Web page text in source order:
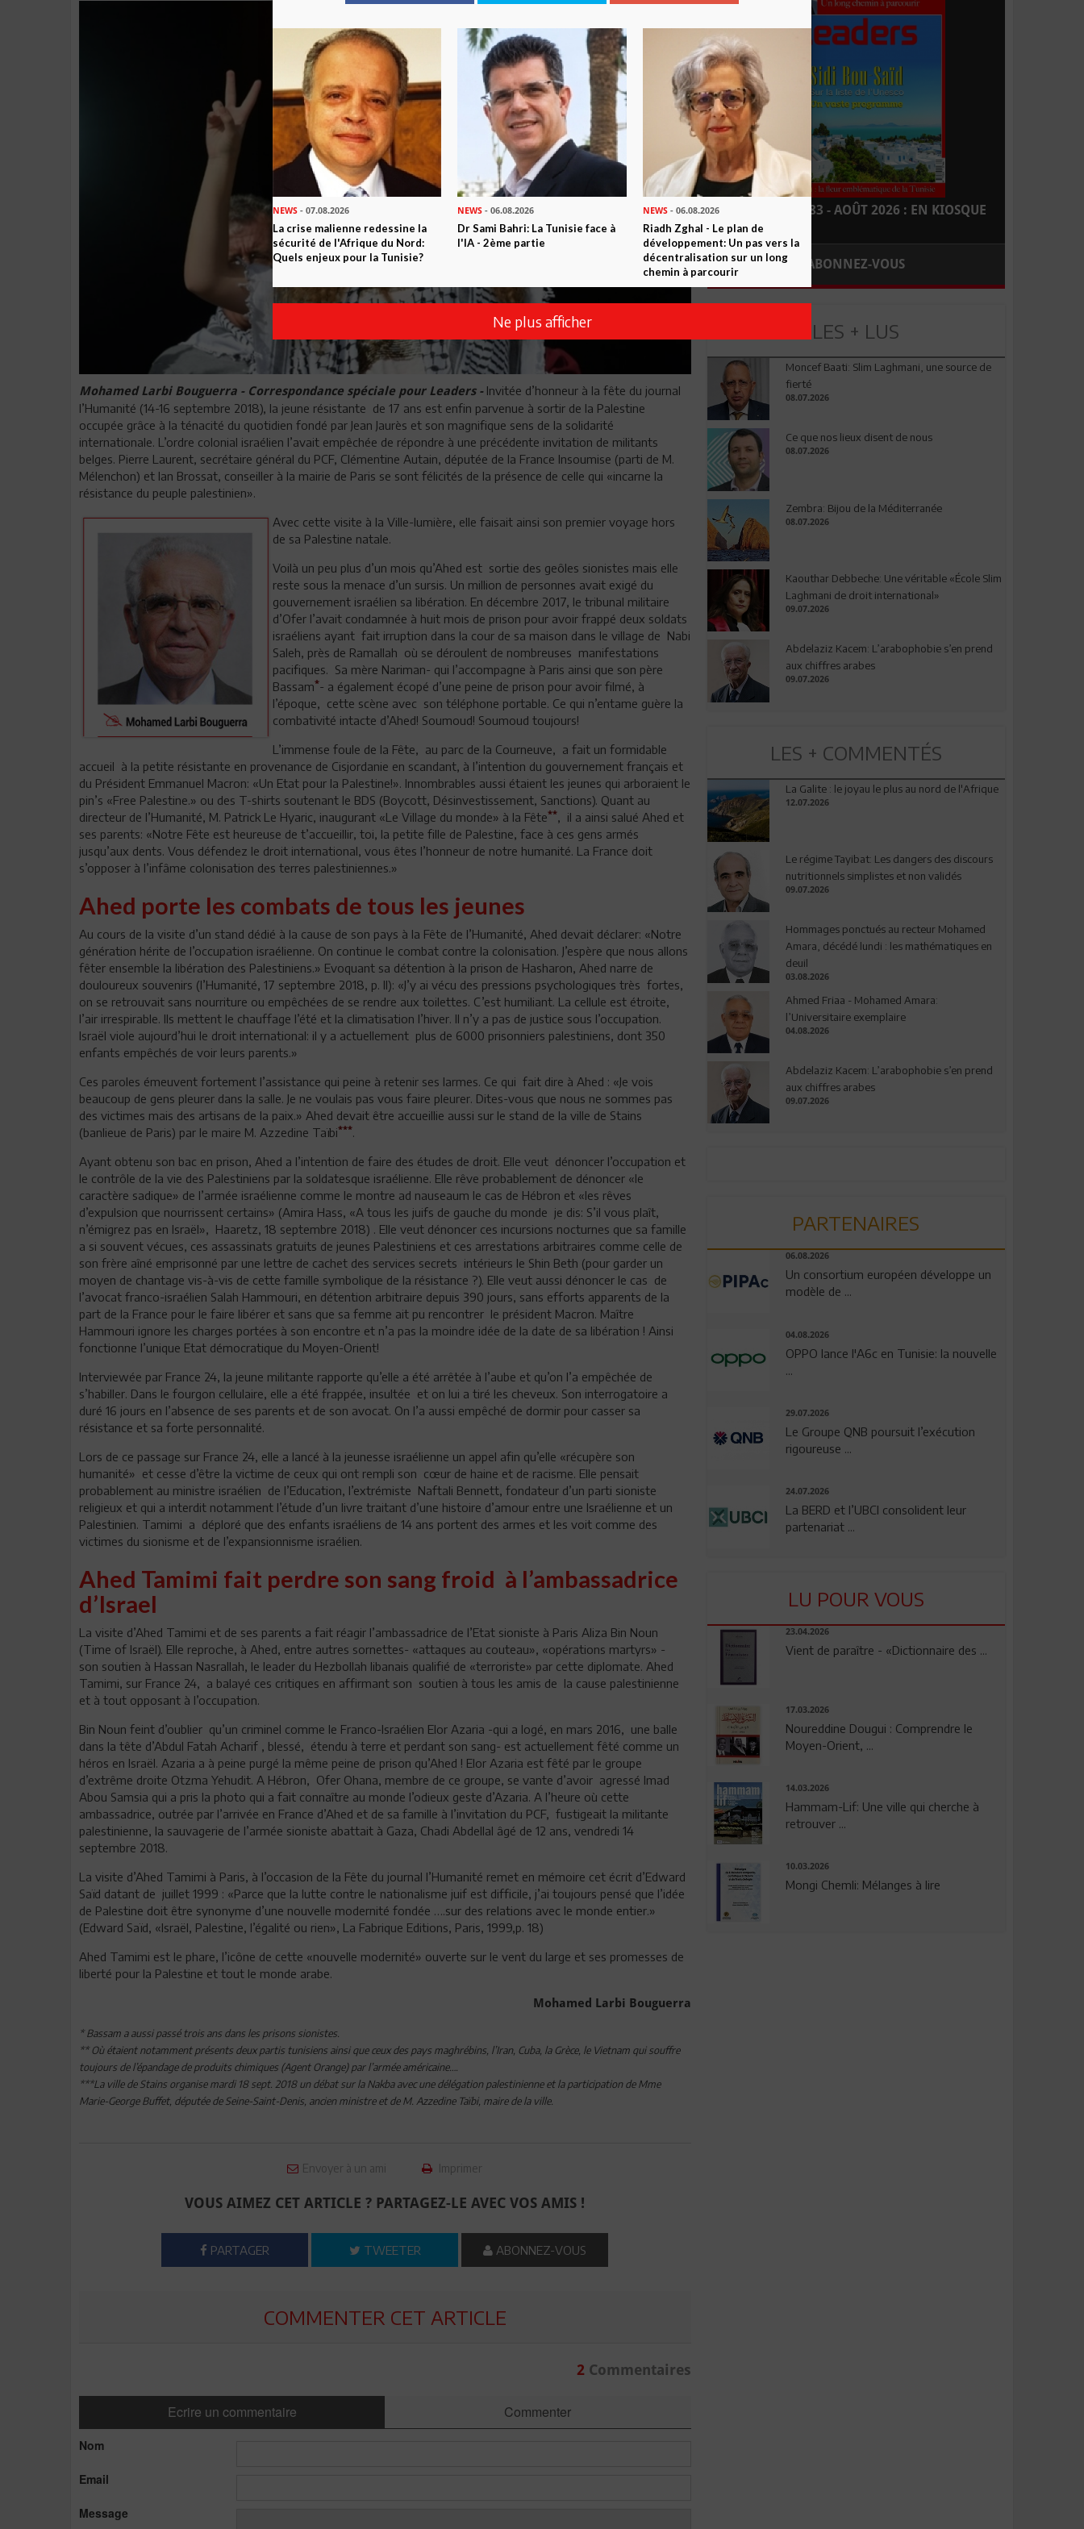
Mohamed Larbi Bouguerra - Correspondance spéciale pour Leaders -Invitée d’honneur à la fête du journal
l’Humanité (14-16 septembre 2018), la jeune résistante de 17 ans est enfin parvenue à sortir de la Palestine
occupée grâce à la ténacité du quotidien fondé par Jean Jaurès et son magnifique sens de la solidarité
internationale. L’ordre colonial israélien l’avait empêchée de répondre à une précédente invitation de militants
belges. Pierre Laurent, secrétaire général du PCF, Clémentine Autain, députée de la France Insoumise (parti de M.
Mélenchon) et Ian Brossat, conseiller à la mairie de Paris se sont félicités de la présence de celle qui «incarne la
résistance du peuple palestinien».
Avec cette visite à la Ville-lumière, elle faisait ainsi son premier voyage hors
de sa Palestine natale.
Voilà un peu plus d’un mois qu’Ahed est sortie des geôles sionistes mais elle
reste sous la menace d’un sursis. Un million de personnes avait exigé du
gouvernement israélien sa libération. En décembre 2017, le tribunal militaire
d’Ofer l’avait condamnée à huit mois de prison pour avoir frappé deux soldats
israéliens ayant fait irruption dans la cour de sa maison dans le village de Nabi
Saleh, près de Ramallah où se déroulent de nombreuses manifestations
pacifiques. Sa mère Nariman- qui l’accompagne à Paris ainsi que son père
Bassam*- a également écopé d’une peine de prison pour avoir filmé, à
l’époque, cette scène avec son téléphone portable. Ce qui n’entame guère la
combativité intacte d’Ahed! Soumoud! Soumoud toujours!
L’immense foule de la Fête, au parc de la Courneuve, a fait un formidable
accueil à la petite résistante en provenance de Cisjordanie en scandant, à l’intention du gouvernement français et
du Président Emmanuel Macron: «Un Etat pour la Palestine!». Innombrables aussi étaient les jeunes qui arboraient le
pin’s «Free Palestine.» ou des T-shirts soutenant le BDS (Boycott, Désinvestissement, Sanctions). Quant au
directeur de l’Humanité, M. Patrick Le Hyaric, inaugurant «Le Village du monde» à la Fête**, il a ainsi salué Ahed et
ses parents: «Notre Fête est heureuse de t’accueillir, toi, la petite fille de Palestine, face à ces gens armés
jusqu’aux dents. Vous défendez le droit international, vous êtes l’honneur de notre humanité. La France doit
s’opposer à l’infâme colonisation des terres palestiniennes.»
Ahed porte les combats de tous les jeunes
Au cours de la visite d’un stand dédié à la cause de son pays à la Fête de l’Humanité, Ahed devait déclarer: «Notre
génération hérite de l’occupation israélienne. On continue le combat contre la colonisation. J’espère que nous allons
fêter ensemble la libération des Palestiniens.» Evoquant sa détention à la prison de Hasharon, Ahed narre de
douloureux souvenirs (l’Humanité, 17 septembre 2018, p. II): «J’y ai vécu des pressions psychologiques très fortes,
on se retrouvait sans nourriture ou empêchées de se rendre aux toilettes. C’est humiliant. La cellule est étroite,
l’air irrespirable. Ils mettent le chauffage l’été et la climatisation l’hiver. Il n’y a pas de justice sous l’occupation.
Israël viole aujourd’hui le droit international: il y a actuellement plus de 6000 prisonniers palestiniens, dont 350
enfants empêchés de voir leurs parents.»
Ces paroles émeuvent fortement l’assistance qui peine à retenir ses larmes. Ce qui fait dire à Ahed : «Je vois
beaucoup de gens pleurer dans la salle. Je ne voulais pas vous faire pleurer. Dites-vous que nous ne sommes pas
des victimes mais des artisans de la paix.» Ahed devait être accueillie aussi sur le stand de la ville de Stains
(banlieue de Paris) par le maire M. Azzedine Taïbi***.
Ayant obtenu son bac en prison, Ahed a l’intention de faire des études de droit. Elle veut dénoncer l’occupation et
le contrôle de la vie des Palestiniens par la soldatesque israélienne. Elle rêve probablement de dénoncer «le
caractère sadique» de l’armée israélienne comme le montre ad nauseaum le cas de Hébron et «les rêves
d’expulsion que nourrissent certains» (Amira Hass, «A tous les juifs de gauche du monde je dis: S’il vous plaît,
n’émigrez pas en Israël», Haaretz, 18 septembre 2018) . Elle veut dénoncer ces incursions nocturnes que sa famille
a si souvent vécues, ces assassinats gratuits de jeunes Palestiniens et ces arrestations arbitraires comme celle de
son frère aîné emprisonné par une lettre de cachet des services secrets intérieurs le Shin Beth (pour garder un
moyen de chantage vis-à-vis de cette famille symbolique de la résistance ?). Elle veut aussi dénoncer le cas de
l’avocat franco-israélien Salah Hammouri, en détention arbitraire depuis 390 jours, sans efforts apparents de la
part de la France pour le faire libérer et sans que sa femme ait pu rencontrer le président Macron. Maître
Hammouri ignore les charges portées à son encontre et n’a pas la moindre idée de la date de sa libération ! Ainsi
fonctionne l’unique Etat démocratique du Moyen-Orient!
Interviewée par France 24, la jeune militante rapporte qu’elle a été arrêtée à l’aube et qu’on l’a empêchée de
s’habiller. Dans le fourgon cellulaire, elle a été frappée, insultée et on lui a tiré les cheveux. Son interrogatoire a
duré 16 jours en l’absence de ses parents et de son avocat. On l’a aussi empêché de dormir pour casser sa
résistance et sa forte personnalité.
Lors de ce passage sur France 24, elle a lancé à la jeunesse israélienne un appel afin qu’elle «récupère son
humanité» et cesse d’être la victime de ceux qui ont rempli son cœur de haine et de racisme. Elle pensait
probablement au ministre israélien de l’Education, l’extrémiste Naftali Bennett, fondateur d’un parti sioniste
religieux et qui a interdit notamment l’étude d’un livre traitant d’une histoire d’amour entre une Israélienne et un
Palestinien. Tamimi a déploré que des enfants israéliens de 14 ans portent des armes et les voit comme des
victimes du sionisme et de l’expansionnisme israélien.
Ahed Tamimi fait perdre son sang froid à l’ambassadrice
d’Israel
La visite d’Ahed Tamimi et de ses parents a fait réagir l’ambassadrice de l’Etat sioniste à Paris Aliza Bin Noun
(Time of Israël). Elle reproche, à Ahed, entre autres sornettes- «attaques au couteau», «opérations martyrs» -
son soutien à Hassan Nasrallah, le leader du Hezbollah libanais qualifié de «terroriste» par cette diplomate. Ahed
Tamimi, sur France 24, a balayé ces critiques en affirmant son soutien à tous les amis de la cause palestinienne
et à tout opposant à l’occupation.
Bin Noun feint d’oublier qu’un criminel comme le Franco-Israélien Elor Azaria -qui a logé, en mars 2016, une balle
dans la tête d’Abdul Fatah Acharif , blessé, étendu à terre et perdant son sang- est actuellement fêté comme un
héros en Israël. Azaria a à peine purgé la même peine de prison qu’Ahed ! Elor Azaria est fêté par le groupe
d’extrême droite Otzma Yehudit. A Hébron, Ofer Ohana, membre de ce groupe, se vante d’avoir agressé Imad
Abou Samsia qui a pris la photo qui a fait connaître au monde l’odieux geste d’Azaria. A l’heure où cette
ambassadrice, outrée par l’arrivée en France d’Ahed et de sa famille à l’invitation du PCF, fustigeait la militante
palestinienne, la sauvagerie de l’armée sioniste abattait à Gaza, Chadi Abdellal âgé de 12 ans, vendredi 14
septembre 2018.
La visite d’Ahed Tamimi à Paris, à l’occasion de la Fête du journal l’Humanité remet en mémoire cet écrit d’Edward
Saïd datant de juillet 1999 : «Parce que la lutte contre le nationalisme juif est difficile, j’ai toujours pensé que l’idée
de Palestine doit être synonyme d’une nouvelle modernité fondée ….sur des relations avec le monde entier.»
(Edward Saïd, «Israël, Palestine, l’égalité ou rien», La Fabrique Editions, Paris, 1999,p. 18)
Ahed Tamimi est le phare, l’icône de cette «nouvelle modernité» ouverte sur le vent du large et ses promesses de
liberté pour la Palestine et tout le monde arabe.
Mohamed Larbi Bouguerra
* Bassam a aussi passé trois ans dans les prisons sionistes.
** Où étaient notamment présents deux partis tunisiens ainsi que ceux des pays maghrébins, l’Iran, Cuba, la Grèce, le Vietnam qui souffre
toujours de l’épandage de produits chimiques (Agent Orange) par l’armée américaine….
***La ville de Stains organise mardi 18 sept. 2018 un débat sur la Nakba avec une délégation palestinienne et la participation de Mme
Marie-George Buffet, députée de Seine-Saint-Denis, ancien ministre et de M. Azzedine Taïbi, maire de la ville.
Envoyer à un ami Imprimer
VOUS AIMEZ CET ARTICLE ? PARTAGEZ-LE AVEC VOS AMIS !
PARTAGER TWEETER ABONNEZ-VOUS
COMMENTER CET ARTICLE
2Commentaires
Ecrire un commentaire Commenter
Nom
Email
Message
LEADERS N° 183 - AOÛT 2026 : EN KIOSQUE
ABONNEZ-VOUS
LES + LUS
Moncef Baati: Slim Laghmani, une source de
fierté
08.07.2026
Ce que nos lieux disent de nous
08.07.2026
Zembra: Bijou de la Méditerranée
08.07.2026
Kaouthar Debbeche: Une véritable «École Slim
Laghmani de droit international»
09.07.2026
Abdelaziz Kacem: L’arabophobie s’en prend
aux chiffres arabes
09.07.2026
LES + COMMENTÉS
La Galite : le joyau le plus au nord de l'Afrique
12.07.2026
Le régime Tayibat: Les dangers des discours
nutritionnels simplistes et non validés
09.07.2026
Hommages ponctués au recteur Mohamed
Amara, décédé lundi : les mathématiques en
deuil
03.08.2026
Ahmed Friaa - Mohamed Amara:
l’Universitaire exemplaire
04.08.2026
Abdelaziz Kacem: L’arabophobie s’en prend
aux chiffres arabes
09.07.2026
PARTENAIRES
06.08.2026
Un consortium européen développe un
modèle de ...
04.08.2026
OPPO lance l'A6c en Tunisie: la nouvelle
29.07.2026
Le Groupe QNB poursuit l’exécution
rigoureuse ...
24.07.2026
La BERD et l’UBCI consolident leur
partenariat ...
LU POUR VOUS
23.04.2026
Vient de paraître - «Dictionnaire des ...
17.03.2026
Noureddine Dougui : Comprendre le
Moyen-Orient, ...
14.03.2026
Hammam-Lif: Une ville qui cherche à
retrouver ...
10.03.2026
Mongi Chemli: Mélanges à lire
NEWS - 07.08.2026
La crise malienne redessine la
sécurité de l'Afrique du Nord:
Quels enjeux pour la Tunisie?
NEWS - 06.08.2026
Dr Sami Bahri: La Tunisie face à
l'IA - 2ème partie
NEWS- 06.08.2026
Riadh Zghal - Le plan de
développement: Un pas vers la
décentralisation sur un long
chemin à parcourir
Ne plus afficher